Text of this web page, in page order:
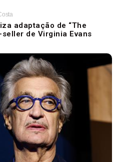
adaptação de “The
de Virginia Evans